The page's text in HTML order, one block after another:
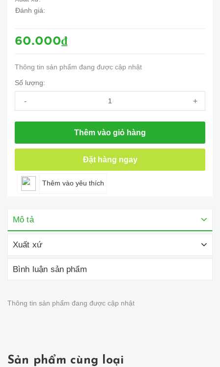
Đánh giá:
60.000₫
Thông tin sản phẩm đang được cập nhật
Số lượng:
- +
Thêm vào giỏ hàng
Đặt hàng ngay
Thêm vào yêu thích
Mô tả
Xuất xứ
Bình luận sản phẩm
Thông tin sản phẩm đang được cập nhật
Sản phẩm cùng loại